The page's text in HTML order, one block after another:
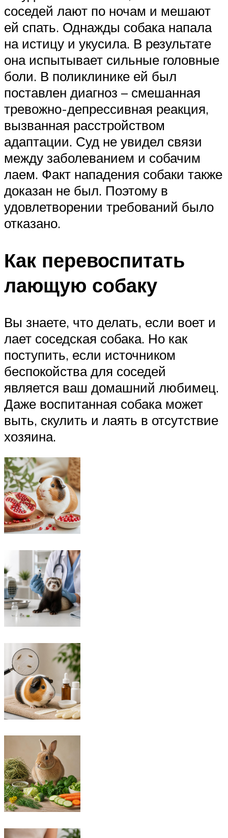
соседей лают по ночам и мешают
ей спать. Однажды собака напала
на истицу и укусила. В результате
она испытывает сильные головные
боли. В поликлинике ей был
поставлен диагноз – смешанная
тревожно-депрессивная реакция,
вызванная расстройством
адаптации. Суд не увидел связи
между заболеванием и собачим
лаем. Факт нападения собаки также
доказан не был. Поэтому в
удовлетворении требований было
отказано.
Как перевоспитать
лающую собаку
Вы знаете, что делать, если воет и
лает соседская собака. Но как
поступить, если источником
беспокойства для соседей
является ваш домашний любимец.
Даже воспитанная собака может
выть, скулить и лаять в отсутствие
хозяина.